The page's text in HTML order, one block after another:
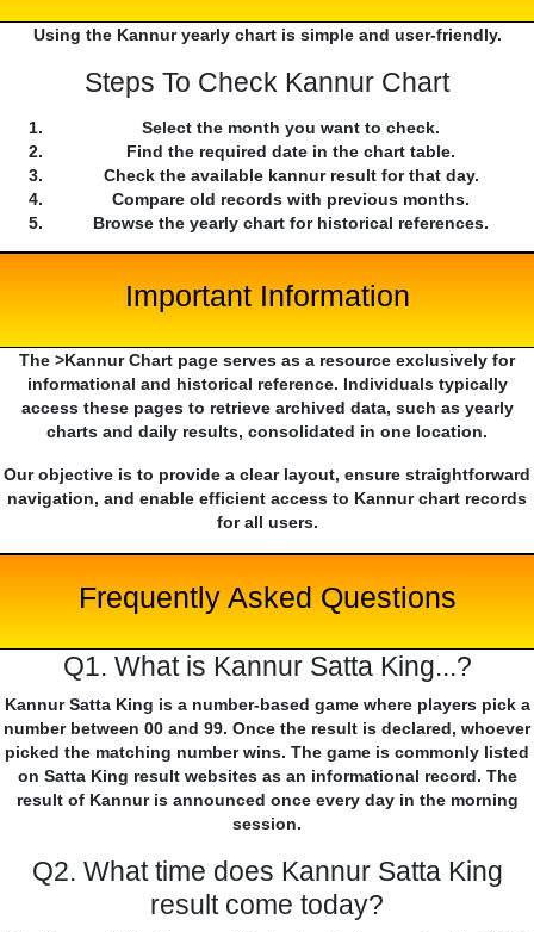
Using the Kannur yearly chart is simple and user-friendly.
Steps To Check Kannur Chart
Select the month you want to check.
Find the required date in the chart table.
Check the available kannur result for that day.
Compare old records with previous months.
Browse the yearly chart for historical references.
Important Information
The >Kannur Chart page serves as a resource exclusively for
informational and historical reference. Individuals typically
access these pages to retrieve archived data, such as yearly
charts and daily results, consolidated in one location.
Our objective is to provide a clear layout, ensure straightforward
navigation, and enable efficient access to Kannur chart records
for all users.
Frequently Asked Questions
Q1. What is Kannur Satta King...?
Kannur Satta King is a number-based game where players pick a
number between 00 and 99. Once the result is declared, whoever
picked the matching number wins. The game is commonly listed
on Satta King result websites as an informational record. The
result of Kannur is announced once every day in the morning
session.
Q2. What time does Kannur Satta King
result come today?